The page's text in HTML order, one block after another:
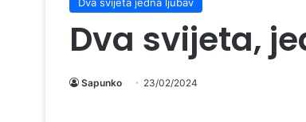
Dva svijeta,
Sapunko 23/02/2024